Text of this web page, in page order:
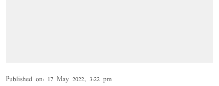
Published on: 17 May 2022, 3:22 pm